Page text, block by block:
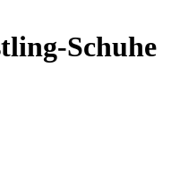
Schuhe